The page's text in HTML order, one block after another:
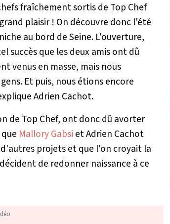
fraîchement sortis de Top Chef
plaisir ! On découvre donc l'été
au bord de Seine. L'ouverture,
succès que les deux amis ont dû
venus en masse, mais nous
Et puis, nous étions encore
Adrien Cachot.
de Top Chef, ont donc dû avorter
Mallory Gabsi et Adrien Cachot
projets et que l'on croyait la
de redonner naissance à ce